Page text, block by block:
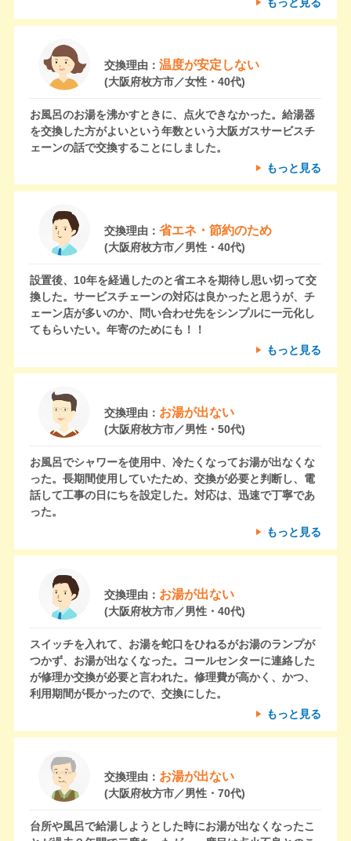
交換理由： 温度が安定しない
(大阪府枚方市／女性・40代)
お風呂のお湯を沸かすときに、点火できなかった。給湯器
を交換した方がよいという年数という大阪ガスサービスチ
ェーンの話で交換することにしました。
もっと見る
交換理由： 省エネ・節約のため
(大阪府枚方市／男性・40代)
設置後、10年を経過したのと省エネを期待し思い切って交
換した。サービスチェーンの対応は良かったと思うが、チ
ェーン店が多いのか、問い合わせ先をシンプルに一元化し
てもらいたい。年寄のためにも！！
もっと見る
交換理由： お湯が出ない
(大阪府枚方市／男性・50代)
お風呂でシャワーを使用中、冷たくなってお湯が出なくな
った。長期間使用していたため、交換が必要と判断し、電
話して工事の日にちを設定した。対応は、迅速で丁寧であ
った。
もっと見る
交換理由： お湯が出ない
(大阪府枚方市／男性・40代)
スイッチを入れて、お湯を蛇口をひねるがお湯のランプが
つかず、お湯が出なくなった。コールセンターに連絡した
が修理か交換が必要と言われた。修理費が高かく、かつ、
利用期間が長かったので、交換にした。
もっと見る
交換理由： お湯が出ない
(大阪府枚方市／男性・70代)
台所や風呂で給湯しようとした時にお湯が出なくなったこ